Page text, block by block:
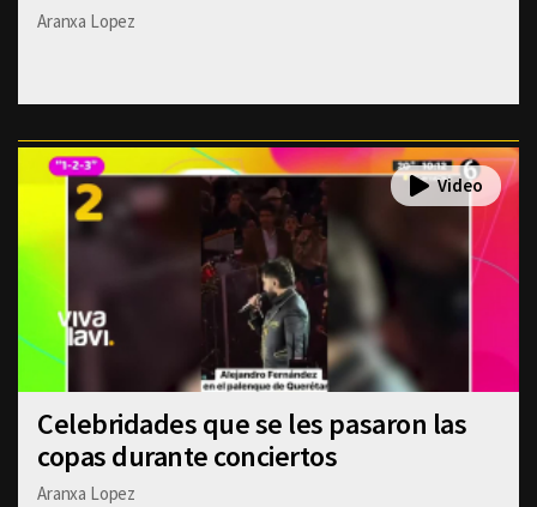
Aranxa Lopez
Celebridades que se les pasaron las
copas durante conciertos
Aranxa Lopez